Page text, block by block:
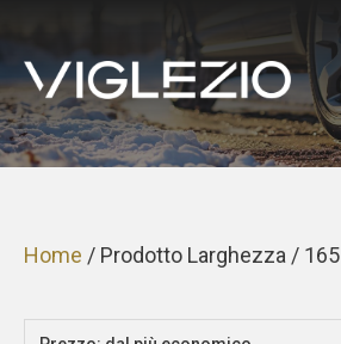
contenuto
Home / Prodotto Larghezza / 165